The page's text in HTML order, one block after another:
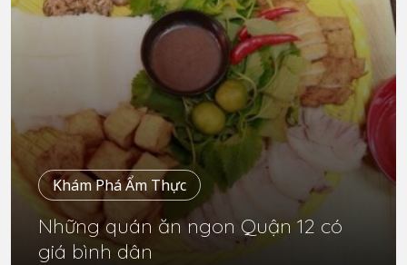
Khám Phá Ẩm Thực
Những quán ăn ngon Quận 12 có
giá bình dân